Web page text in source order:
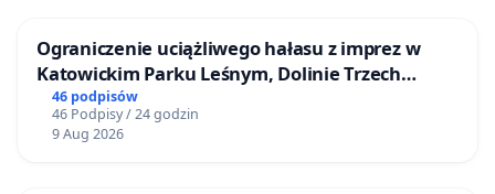
Ograniczenie uciążliwego hałasu z imprez w
Katowickim Parku Leśnym, Dolinie Trzech
Stawów i na Lotnisku Muchowiec
46 podpisów
46 Podpisy / 24 godzin
9 Aug 2026